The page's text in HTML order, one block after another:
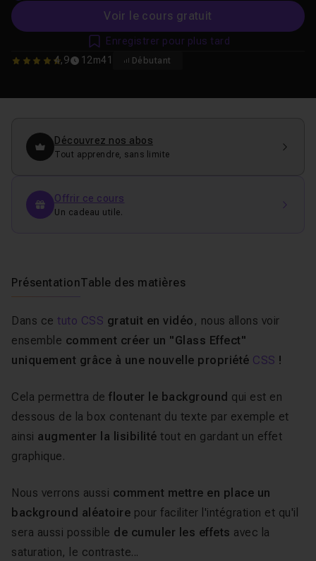
Voir le cours gratuit
4.9285714285714
4,9 12m41 Débutant
Enregistrer pour plus tard
Découvrez nos abos
Tout apprendre, sans limite
Offrir ce cours
Un cadeau utile.
PrésentationTable des matières
Dans ce tuto CSS gratuit en vidéo , nous allons voir
ensemble comment créer un "Glass Effect"
uniquement grâce à une nouvelle propriété CSS !
Cela permettra de flouter le background qui est en
dessous de la box contenant du texte par exemple et
ainsi augmenter la lisibilité tout en gardant un effet
graphique.
Nous verrons aussi comment mettre en place un
background aléatoire pour faciliter l'intégration et qu'il
sera aussi possible de cumuler les effets avec la
saturation, le contraste...